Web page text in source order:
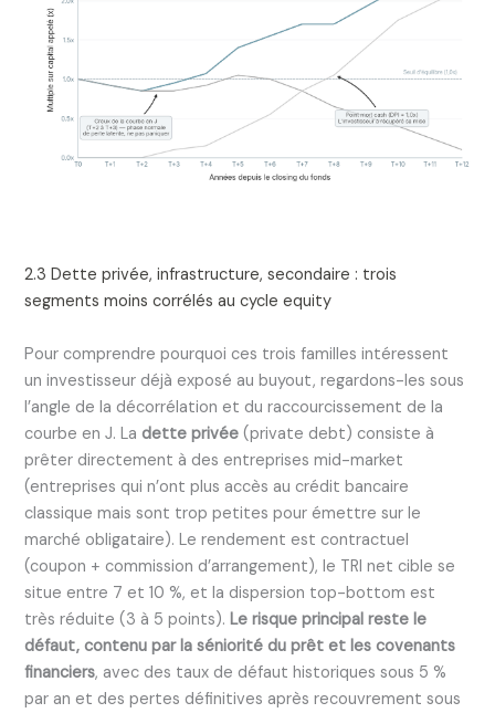
2.3 Dette privée, infrastructure, secondaire : trois
segments moins corrélés au cycle equity
Pour comprendre pourquoi ces trois familles intéressent
un investisseur déjà exposé au buyout, regardons-les sous
l’angle de la décorrélation et du raccourcissement de la
courbe en J. Ladette privée (private debt) consiste à
prêter directement à des entreprises mid-market
(entreprises qui n’ont plus accès au crédit bancaire
classique mais sont trop petites pour émettre sur le
marché obligataire). Le rendement est contractuel
(coupon + commission d’arrangement), le TRI net cible se
situe entre 7 et 10 %, et la dispersion top-bottom est
très réduite (3 à 5 points). Le risque principal reste le
défaut, contenu par la séniorité du prêt et les covenants
financiers, avec des taux de défaut historiques sous 5 %
par an et des pertes définitives après recouvrement sous